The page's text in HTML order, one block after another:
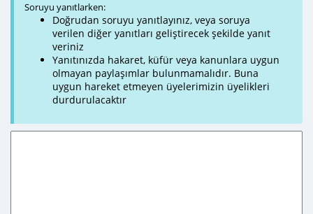
Soruyu yanıtlarken:
Doğrudan soruyu yanıtlayınız, veya soruya
verilen diğer yanıtları geliştirecek şekilde yanıt
veriniz
Yanıtınızda hakaret, küfür veya kanunlara uygun
olmayan paylaşımlar bulunmamalıdır. Buna
uygun hareket etmeyen üyelerimizin üyelikleri
durdurulacaktır